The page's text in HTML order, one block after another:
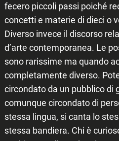
fecero piccoli passi poiché
concetti e materie di dieci o
Diverso invece il discorso
d’arte contemporanea. Le
sono rarissime ma quando
completamente diverso.
circondato da un pubblico di
comunque circondato di
stessa lingua, si canta lo
stessa bandiera. Chi è